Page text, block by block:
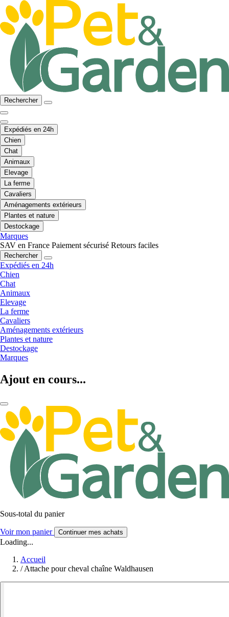
Rechercher
Expédiés en 24h
Chien
Chat
Animaux
Elevage
La ferme
Cavaliers
Aménagements extérieurs
Plantes et nature
Destockage
Marques
SAV en France Paiement sécurisé Retours faciles
Rechercher
Expédiés en 24h
Chien
Chat
Animaux
Elevage
La ferme
Cavaliers
Aménagements extérieurs
Plantes et nature
Destockage
Marques
Ajout en cours...
Sous-total du panier
Voir mon panier Continuer mes achats
Loading...
Accueil
/ Attache pour cheval chaîne Waldhausen